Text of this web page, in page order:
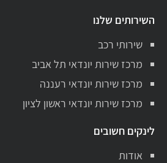
השירותים שלנו
שירותי רכב
מרכז שירות יונדאי תל אביב
מרכז שירות יונדאי רעננה
מרכז שירות יונדאי ראשון לציון
לינקים חשובים
אודות